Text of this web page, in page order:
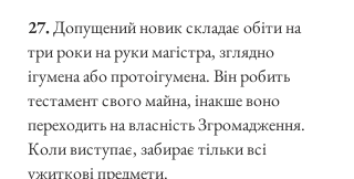
27.Допущений новик складає обіти на
три роки на руки магістра, зглядно
ігумена або протоігумена. Він робить
тестамент свого майна, інакше воно
переходить на власність Згромадження.
Коли виступає, забирає тільки всі
ужиткові предмети.